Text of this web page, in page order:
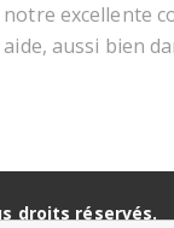
excellente
aussi bien
droits réservés.